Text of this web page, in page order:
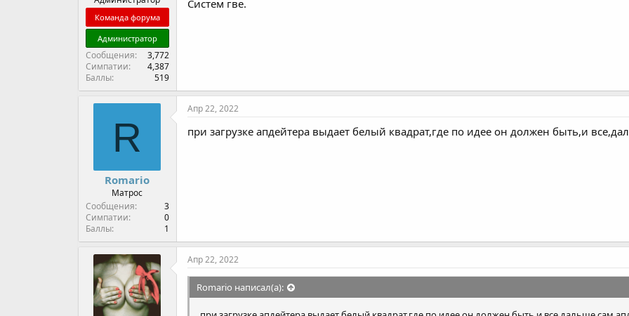
Команда форума
Администратор
Сообщения
3,772
Симпатии
4,387
Баллы
519
Систем гве.
R
Romario
Матрос
Сообщения
3
Симпатии
0
Баллы
1
Апр 22, 2022
при загрузке апдейтера выдает белый квадрат,где по идее он должен быть,и
Апр 22, 2022
Romario написал(а):